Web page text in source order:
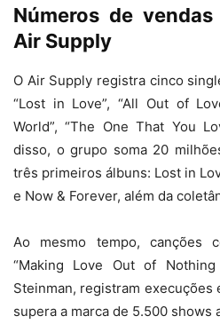
Números de
Air Supply
O Air Supply registra cinco
“Lost in Love”, “All Out of
World”, “The One That You
disso, o grupo soma 20
três primeiros álbuns: Lost in
e Now & Forever, além da
Ao mesmo tempo, canções
“Making Love Out of
Steinman, registram execuções
supera a marca de 5.500 shows